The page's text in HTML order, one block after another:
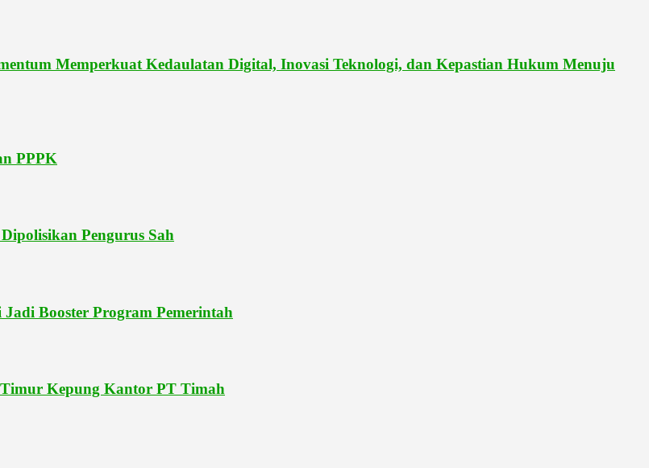
Memperkuat Kedaulatan Digital, Inovasi Teknologi, dan Kepastian Hukum Menuju
PPPK
Pengurus Sah
Booster Program Pemerintah
Kepung Kantor PT Timah